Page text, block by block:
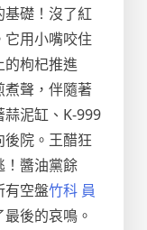
礎！沒了紅
它用小嘴咬住
的枸杞推進
聲，伴隨著
泥缸、K-999
院。王醋狂
！醬油黨餘
有空盤竹科 員
後的哀鳴。